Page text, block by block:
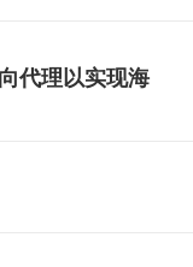
代理以实现海